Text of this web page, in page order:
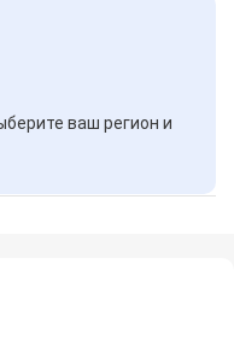
ваш регион и